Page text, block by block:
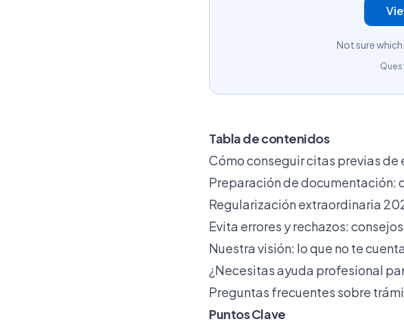
Not sure
Tabla de contenidos
Cómo conseguir citas previas de
Preparación de documentación:
Regularización extraordinaria
Evita errores y rechazos:
Nuestra visión: lo que no te
¿Necesitas ayuda profesional
Preguntas frecuentes sobre
Puntos Clave